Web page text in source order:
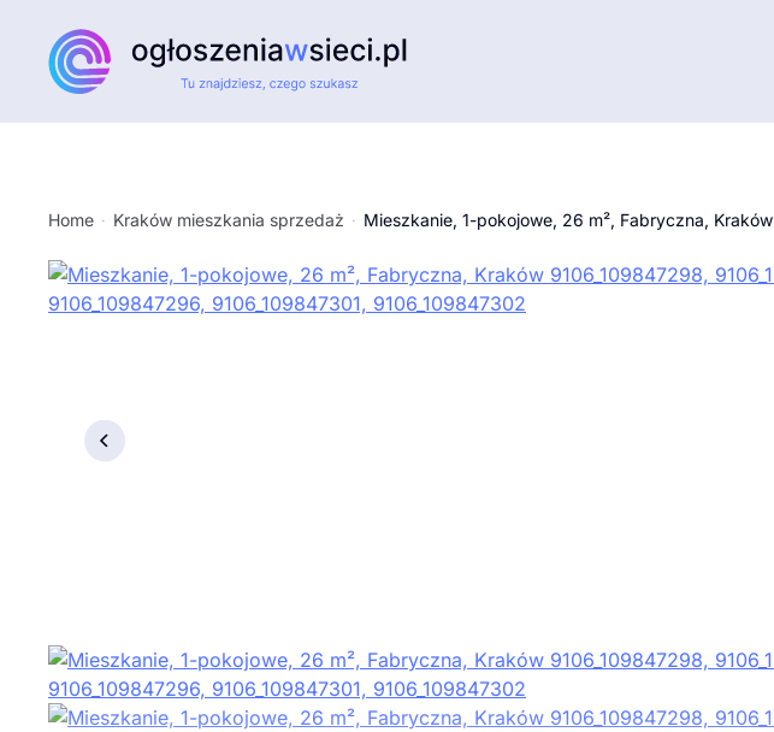
Przejdź do głównej treści
Home Kraków mieszkania sprzedaż Mieszkanie, 1-pokojowe, 26 m², Fabryczna, Kraków